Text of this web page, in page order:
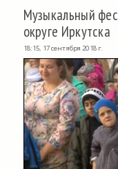
Музыкальный
округе Иркутска
18:15, 17 сентября 2018 г.